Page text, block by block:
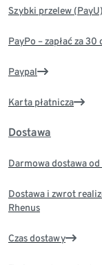
Szybki przelew (PayU)
PayPo – zapłać za 30
Paypal
Karta płatnicza
Dostawa
Darmowa dostawa od
Dostawa i zwrot
Rhenus
Czas dostawy